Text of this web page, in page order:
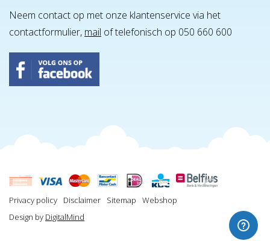
Neem contact op met onze klantenservice via het
contactformulier, mail of telefonisch op 050 660 600
Privacy policy Disclaimer Sitemap
Webshop
Design by DigitalMind